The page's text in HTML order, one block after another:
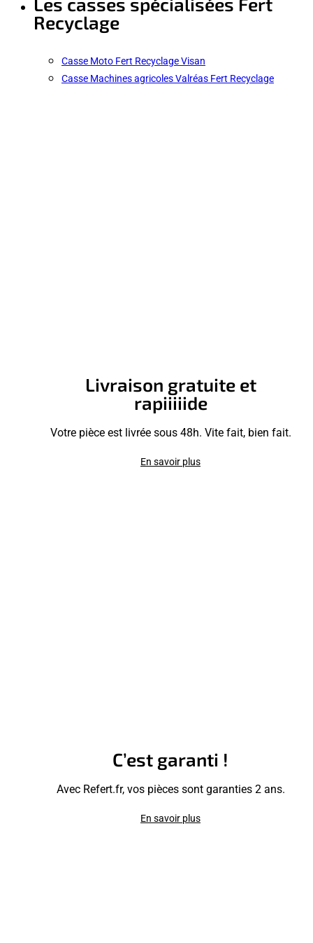
Recyclage
Casse Moto Fert Recyclage Visan
Casse Machines agricoles Valréas Fert Recyclage
Livraison gratuite et
rapiiiiide
Votre pièce est livrée sous 48h. Vite fait, bien fait.
En savoir plus
C’est garanti !
Avec Refert.fr, vos pièces sont garanties 2 ans.
En savoir plus